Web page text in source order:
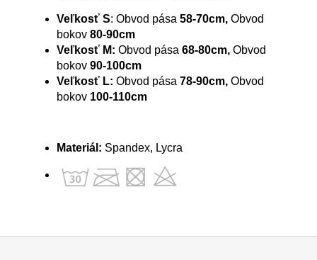
Veľkosť S: Obvod pása 58-70cm, Obvod
bokov 80-90cm
Veľkosť M: Obvod pása 68-80cm, Obvod
bokov 90-100cm
Veľkosť L: Obvod pása 78-90cm, Obvod
bokov 100-110cm
Materiál: Spandex, Lycra